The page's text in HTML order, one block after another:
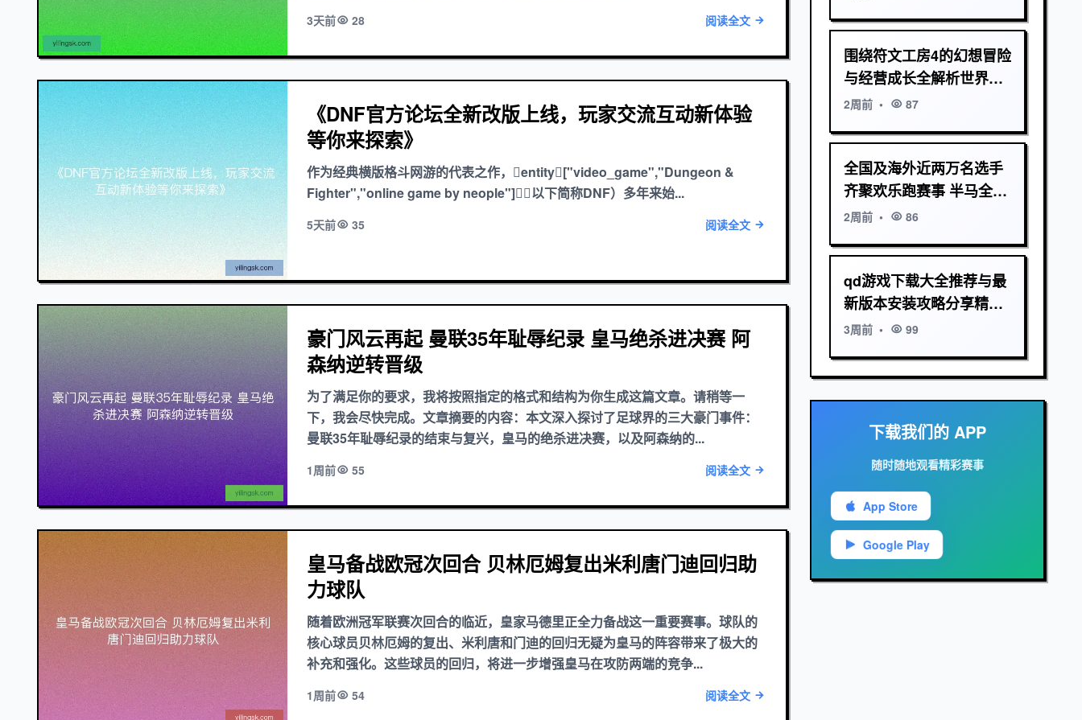
3天前 28 阅读全文
《DNF官方论坛全新改版上线，玩家交流互动新体验
等你来探索》
作为经典横版格斗网游的代表之作，entity["video_game","Dungeon &
Fighter","online game by neople"]（以下简称DNF）多年来始...
5天前 35 阅读全文
豪门风云再起 曼联35年耻辱纪录 皇马绝杀进决赛 阿
森纳逆转晋级
为了满足你的要求，我将按照指定的格式和结构为你生成这篇文章。请稍等一
下，我会尽快完成。文章摘要的内容：本文深入探讨了足球界的三大豪门事件：
曼联35年耻辱纪录的结束与复兴，皇马的绝杀进决赛，以及阿森纳的...
1周前 55 阅读全文
皇马备战欧冠次回合 贝林厄姆复出米利唐门迪回归助
力球队
随着欧洲冠军联赛次回合的临近，皇家马德里正全力备战这一重要赛事。球队的
核心球员贝林厄姆的复出、米利唐和门迪的回归无疑为皇马的阵容带来了极大的
补充和强化。这些球员的回归，将进一步增强皇马在攻防两端的竞争...
1周前 54 阅读全文
围绕符文工房4的幻想冒险
与经营成长全解析世界观
剧情角色系统剖析
2周前 • 87
全国及海外近两万名选手
齐聚欢乐跑赛事 半马全马
激情开跑
2周前 • 86
qd游戏下载大全推荐与最
新版本安装攻略分享精选
应用推荐指南大全
3周前 • 99
下载我们的 APP
随时随地观看精彩赛事
App Store
Google Play